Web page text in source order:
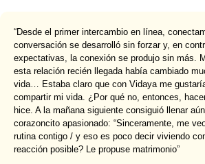
“Desde el primer intercambio en línea,
conversación se desarrolló sin forzar y, en
expectativas, la conexión se produjo sin más.
esta relación recién llegada había cambiado
vida… Estaba claro que con Vidaya me
compartir mi vida. ¿Por qué no, entonces,
hice. A la mañana siguiente consiguió llenar
corazoncito apasionado: “Sinceramente, me
rutina contigo / y eso es poco decir viviendo
reacción posible? Le propuse matrimonio”